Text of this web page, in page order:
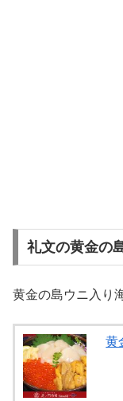
礼文の黄金の
黄金の島ウニ入り
黄